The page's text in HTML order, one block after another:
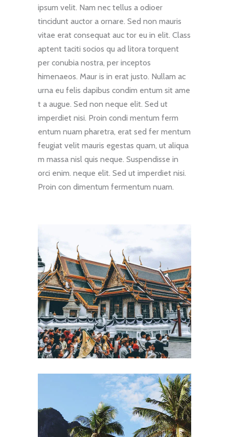
ipsum velit. Nam nec tellus a odioer
tincidunt auctor a ornare. Sed non mauris
vitae erat consequat auc tor eu in elit. Class
aptent taciti socios qu ad litora torquent
per conubia nostra, per inceptos
himenaeos. Maur is in erat justo. Nullam ac
urna eu felis dapibus condim entum sit ame
t a augue. Sed non neque elit. Sed ut
imperdiet nisi. Proin condi mentum ferm
entum nuam pharetra, erat sed fer mentum
feugiat velit mauris egestas quam, ut aliqua
m massa nisl quis neque. Suspendisse in
orci enim. neque elit. Sed ut imperdiet nisi.
Proin con dimentum fermentum nuam.